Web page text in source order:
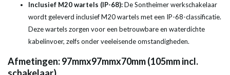
Inclusief M20 wartels (IP-68):De Sontheimer werkschakelaar
wordt geleverd inclusief M20 wartels met een IP-68-classificatie.
Deze wartels zorgen voor een betrouwbare en waterdichte
kabelinvoer, zelfs onder veeleisende omstandigheden.
Afmetingen: 97mmx97mmx70mm (105mm incl.